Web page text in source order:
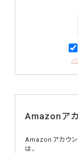
パ
Amazonア
Amazonアカウ
は、